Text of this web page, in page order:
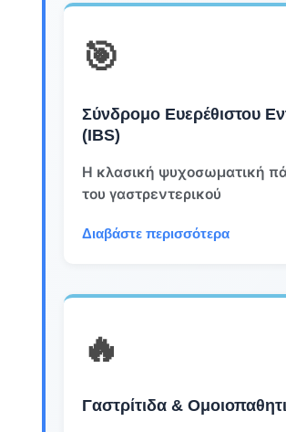
🎯
Σύνδρομο Ευερέθιστου
(IBS)
Η κλασική ψυχοσωματική
του γαστρεντερικού
Διαβάστε περισσότερα
🔥
Γαστρίτιδα &